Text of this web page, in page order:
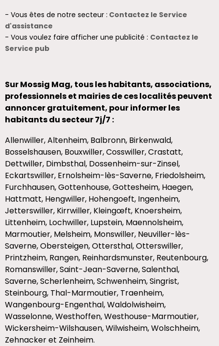
- Vous êtes de notre secteur : Contactez le Service
d'assistance
- Vous voulez faire afficher une publicité : Contactez le
Service pub
Sur Mossig Mag, tous les habitants, associations,
professionnels et mairies de ces localités peuvent
annoncer gratuitement, pour informer les
habitants du secteur 7j/7 :
Allenwiller, Altenheim, Balbronn, Birkenwald,
Bosselshausen, Bouxwiller, Cosswiller, Crastatt,
Dettwiller, Dimbsthal, Dossenheim-sur-Zinsel,
Eckartswiller, Ernolsheim-lès-Saverne, Friedolsheim,
Furchhausen, Gottenhouse, Gottesheim, Haegen,
Hattmatt, Hengwiller, Hohengoeft, Ingenheim,
Jetterswiller, Kirrwiller, Kleingœft, Knoersheim,
Littenheim, Lochwiller, Lupstein, Maennolsheim,
Marmoutier, Melsheim, Monswiller, Neuviller-lès-
Saverne, Obersteigen, Ottersthal, Otterswiller,
Printzheim, Rangen, Reinhardsmunster, Reutenbourg,
Romanswiller, Saint-Jean-Saverne, Salenthal,
Saverne, Scherlenheim, Schwenheim, Singrist,
Steinbourg, Thal-Marmoutier, Traenheim,
Wangenbourg-Engenthal, Waldolwisheim,
Wasselonne, Westhoffen, Westhouse-Marmoutier,
Wickersheim-Wilshausen, Wilwisheim, Wolschheim,
Zehnacker et Zeinheim.